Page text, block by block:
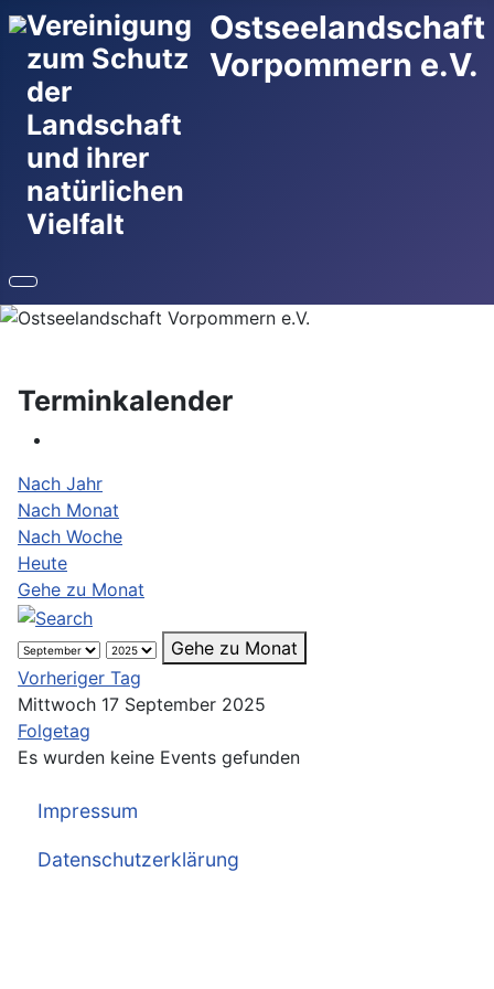
Vereinigung
zum Schutz
der
Landschaft
und ihrer
natürlichen
Vielfalt
Ostseelandschaft
Vorpommern e.V.
Terminkalender
Nach Jahr
Nach Monat
Nach Woche
Heute
Gehe zu Monat
Gehe zu Monat
Vorheriger Tag
Mittwoch 17 September 2025
Folgetag
Es wurden keine Events gefunden
Impressum
Datenschutzerklärung